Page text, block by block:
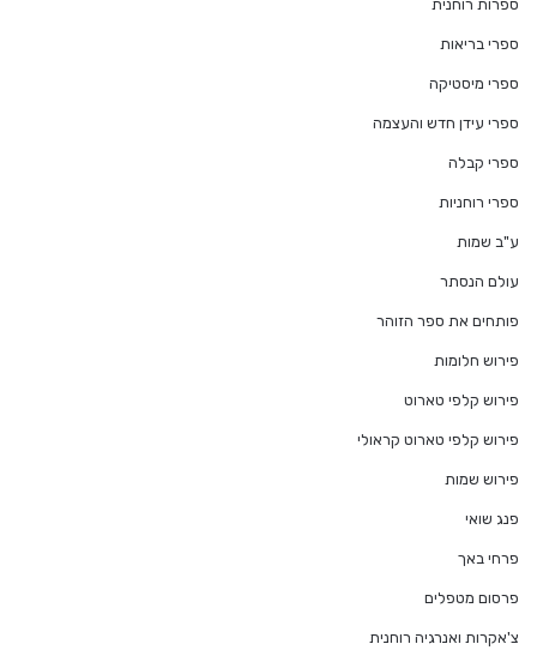
ספרות רוחנית
ספרי בריאות
ספרי מיסטיקה
ספרי עידן חדש והעצמה
ספרי קבלה
ספרי רוחניות
ע"ב שמות
עולם הנסתר
פותחים את ספר הזוהר
פירוש חלומות
פירוש קלפי טארוט
פירוש קלפי טארוט קראולי
פירוש שמות
פנג שואי
פרחי באך
פרסום מטפלים
צ'אקרות ואנרגיה רוחנית